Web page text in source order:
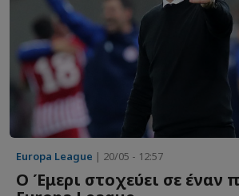
Europa League | 20/05 - 12:57
Ο Έμερι στοχεύει σε έναν